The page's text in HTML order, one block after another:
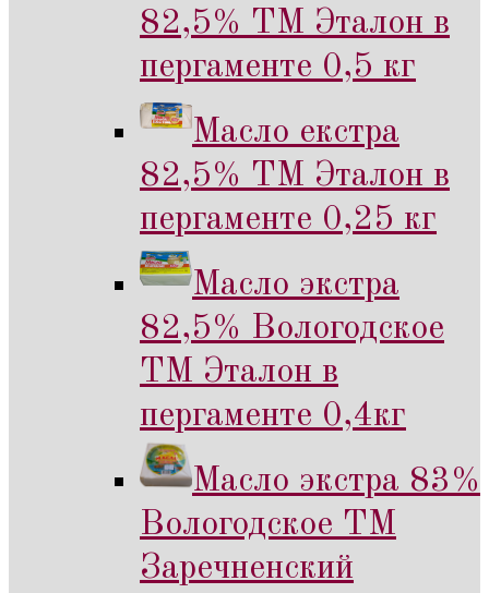
82,5% ТМ Эталон в
пергаменте 0,5 кг
Масло екстра
82,5% ТМ Эталон в
пергаменте 0,25 кг
Масло экстра
82,5% Вологодское
ТМ Эталон в
пергаменте 0,4кг
Масло экстра 83%
Вологодское ТМ
Заречненский